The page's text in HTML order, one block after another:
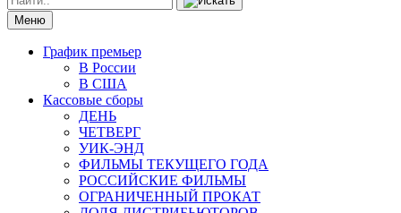
Меню
График премьер
В России
В США
Кассовые сборы
ДЕНЬ
ЧЕТВЕРГ
УИК-ЭНД
ФИЛЬМЫ ТЕКУЩЕГО ГОДА
РОССИЙСКИЕ ФИЛЬМЫ
ОГРАНИЧЕННЫЙ ПРОКАТ